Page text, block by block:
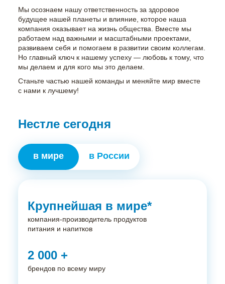
Мы осознаем нашу ответственность за здоровое
будущее нашей планеты и влияние, которое наша
компания оказывает на жизнь общества. Вместе мы
работаем над важными и масштабными проектами,
развиваем себя и помогаем в развитии своим коллегам.
Но главный ключ к нашему успеху — любовь к тому, что
мы делаем и для кого мы это делаем.
Станьте частью нашей команды и меняйте мир вместе
с нами к лучшему!
Нестле сегодня
в мире в России
Крупнейшая в мире*
компания-производитель продуктов
питания и напитков
2 000+
брендов по всему миру